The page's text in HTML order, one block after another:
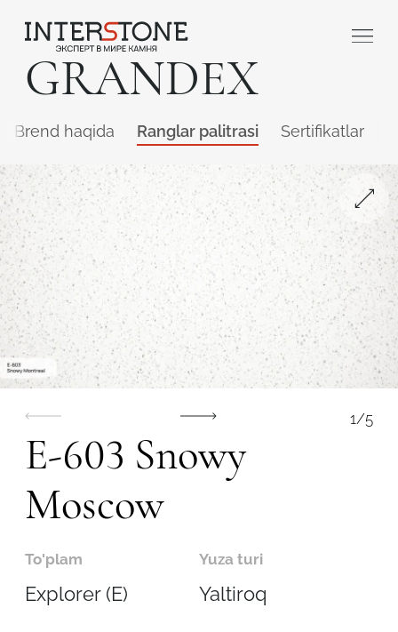
GRANDEX
Brend haqida Ranglar palitrasi Sertifikatlar
1/5
E-603 Snowy
Moscow
To'plam
Explorer (E)
Yuza turi
Yaltiroq
Qaysi sohada faoliyat yuritasiz?
Toshga ishlov
beruvch
Dizayner